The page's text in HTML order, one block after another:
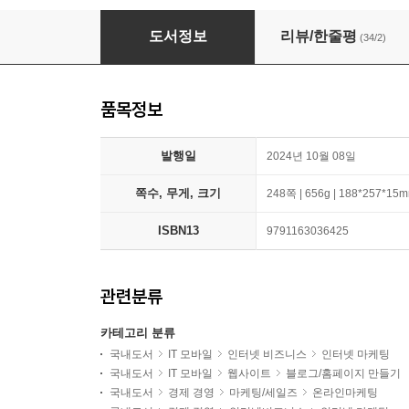
된다! 체험단부터 광고 수익까지 돈 버는 블로그
도서정보 리뷰/한줄평 (34/2)
품목정보
발행일 2024년 10월 08일
쪽수, 무게, 크기 248쪽 | 656g |
ISBN13 9791163036425
관련분류
카테고리 분류
국내도서 IT 모바일 인터넷 비즈니스
인터넷 마케팅
국내도서
IT 모바일 웹사이트
블로그/홈페이지 만들기
국내도서
경제 경영 마케팅/세일즈
온라인마케팅